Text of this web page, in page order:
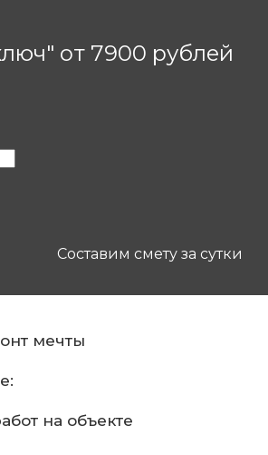
от 7900 рублей
Составим смету за сутки
мечты
на объекте